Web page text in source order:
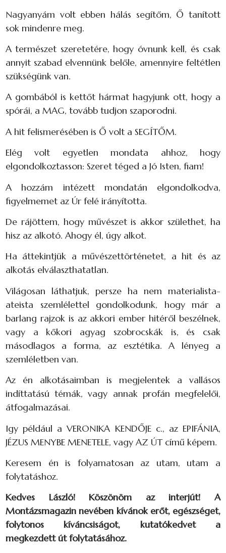
Nagyanyám volt ebben hálás segítőm, Ő tanított
sok mindenre meg.
A természet szeretetére, hogy óvnunk kell, és csak
annyit szabad elvennünk belőle, amennyire feltétlen
szükségünk van.
A gombából is kettőt hármat hagyjunk ott, hogy a
spórái, a MAG, tovább tudjon szaporodni.
A hit felismerésében is Ő volt a SEGÍTŐM.
Elég volt egyetlen mondata ahhoz, hogy
elgondolkoztasson: Szeret téged a Jó Isten, fiam!
A hozzám intézett mondatán elgondolkodva,
figyelmemet az Úr felé irányította.
De rájöttem, hogy művészet is akkor születhet, ha
hisz az alkotó. Ahogy él, úgy alkot.
Ha áttekintjük a művészettörténetet, a hit és az
alkotás elválaszthatatlan.
Világosan láthatjuk, persze ha nem materialista-
ateista szemlélettel gondolkodunk, hogy már a
barlang rajzok is az akkori ember hitéről beszélnek,
vagy a kőkori agyag szobrocskák is, és csak
másodlagos a forma, az esztétika. A lényeg a
szemléletben van.
Az én alkotásaimban is megjelentek a vallásos
indíttatású témák, vagy annak profán megfelelői,
átfogalmazásai.
Igy például a VERONIKA KENDŐJE c., az EPIFÁNIA,
JÉZUS MENYBE MENETELE, vagy AZ ÚT című képem.
Keresem én is folyamatosan az utam, utam a
folytatáshoz.
Kedves László! Köszönöm az interjút! A
Montázsmagazin nevében kívánok erőt, egészséget,
folytonos kíváncsiságot, kutatókedvet a
megkezdett út folytatásához.